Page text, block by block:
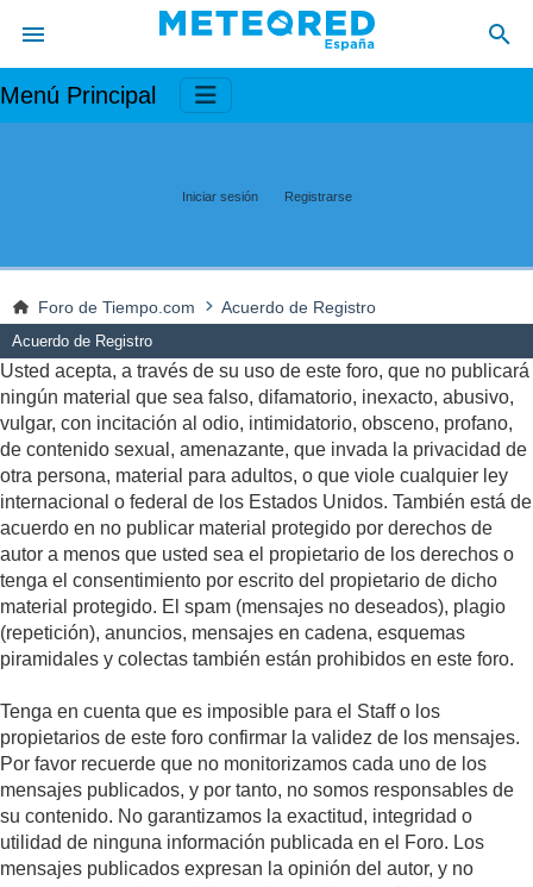
Menú Principal
Iniciar sesión Registrarse
Foro de Tiempo.com Acuerdo de Registro
Acuerdo de Registro
Usted acepta, a través de su uso de este foro, que no publicará
ningún material que sea falso, difamatorio, inexacto, abusivo,
vulgar, con incitación al odio, intimidatorio, obsceno, profano,
de contenido sexual, amenazante, que invada la privacidad de
otra persona, material para adultos, o que viole cualquier ley
internacional o federal de los Estados Unidos. También está de
acuerdo en no publicar material protegido por derechos de
autor a menos que usted sea el propietario de los derechos o
tenga el consentimiento por escrito del propietario de dicho
material protegido. El spam (mensajes no deseados), plagio
(repetición), anuncios, mensajes en cadena, esquemas
piramidales y colectas también están prohibidos en este foro.
Tenga en cuenta que es imposible para el Staff o los
propietarios de este foro confirmar la validez de los mensajes.
Por favor recuerde que no monitorizamos cada uno de los
mensajes publicados, y por tanto, no somos responsables de
su contenido. No garantizamos la exactitud, integridad o
utilidad de ninguna información publicada en el Foro. Los
mensajes publicados expresan la opinión del autor, y no